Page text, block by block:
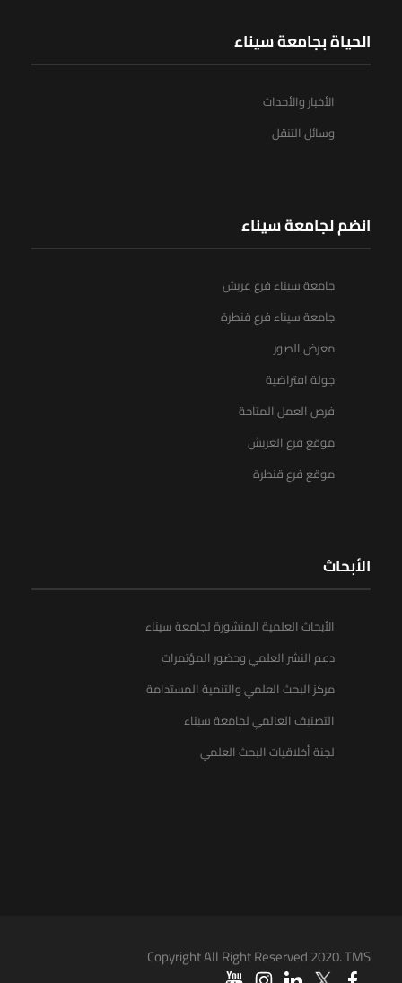
الحياة بجامعة سيناء
الأخبار والأحداث
وسائل التنقل
انضم لجامعة سيناء
جامعة سيناء فرع عريش
جامعة سيناء فرع قنطرة
معرض الصور
جولة افتراضية
فرص العمل المتاحة
موقع فرع العريش
موقع فرع قنطرة
الأبحاث
الأبحاث العلمية المنشورة لجامعة سيناء
دعم النشر العلمي وحضور المؤتمرات
مركز البحث العلمي والتنمية المستدامة
التصنيف العالمي لجامعة سيناء
لجنة أخلاقيات البحث العلمي
Copyright All Right Reserved 2020. TMS